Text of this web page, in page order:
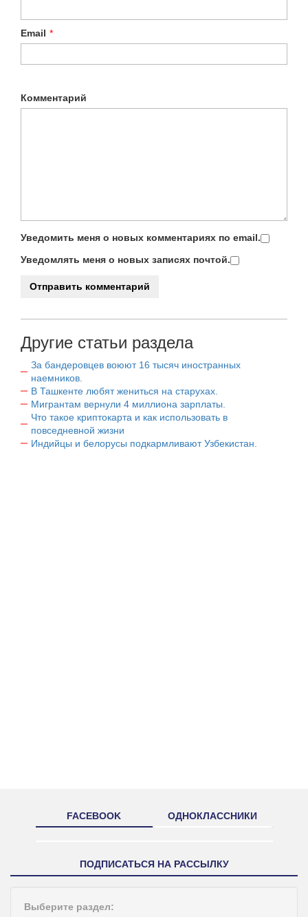
Email *
Комментарий
Уведомить меня о новых комментариях по email.
Уведомлять меня о новых записях почтой.
Другие статьи раздела
За бандеровцев воюют 16 тысяч иностранных
наемников.
В Ташкенте любят жениться на старухах.
Мигрантам вернули 4 миллиона зарплаты.
Что такое криптокарта и как использовать в
повседневной жизни
Индийцы и белорусы подкармливают Узбекистан.
FACEBOOK ОДНОКЛАССНИКИ
ПОДПИСАТЬСЯ НА РАССЫЛКУ
Выберите раздел: